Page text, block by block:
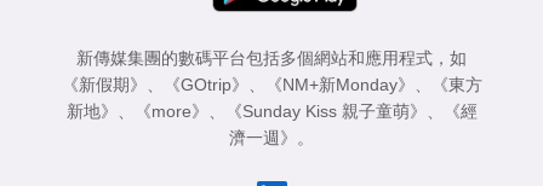
新傳媒集團的數碼平台包括多個網站和應用程式，如
《新假期》
《GOtrip》 《NM+新Monday》
《東方
新地》
《more》 《Sunday Kiss 親子童萌》
《經
濟一週》
。